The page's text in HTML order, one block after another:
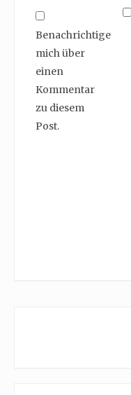
Benachrichtige
mich über
einen
Kommentar
zu diesem
Post.